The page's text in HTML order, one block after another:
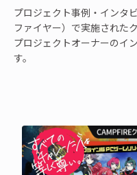
プロジェクト事例・インタ
ファイヤー）で実施された
プロジェクトオーナーのイ
す。